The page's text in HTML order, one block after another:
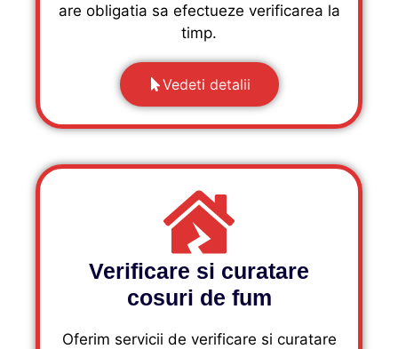
are obligatia sa efectueze verificarea la
timp.
Vedeti detalii
Verificare si curatare
cosuri de fum
Oferim servicii de verificare si curatare